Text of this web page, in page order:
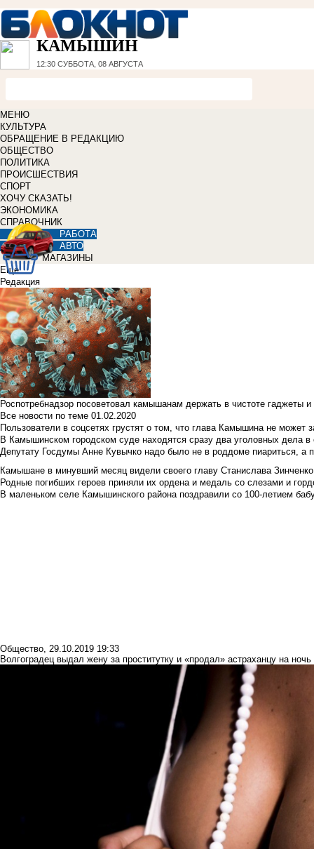
КАМЫШИН
12:30 СУББОТА, 08 АВГУСТА
МЕНЮ
КУЛЬТУРА
ОБРАЩЕНИЕ В РЕДАКЦИЮ
ОБЩЕСТВО
ПОЛИТИКА
ПРОИСШЕСТВИЯ
СПОРТ
ХОЧУ СКАЗАТЬ!
ЭКОНОМИКА
СПРАВОЧНИК
РАБОТА
АВТО
МАГАЗИНЫ
Еще
Редакция
Роспотребнадзор посоветовал камышанам держать в чистоте гаджеты
Все новости по теме 01.02.2020
Пользователи в соцсетях грустят о том, что глава Камышина не может
В Камышинском городском суде находятся сразу два уголовных дела
Депутату Госдумы Анне Кувычко надо было не в роддоме пиариться, а
Камышане в минувший месяц видели своего главу Станислава Зинченко
Родные погибших героев приняли их ордена и медаль со слезами и
В маленьком селе Камышинского района поздравили со 100-летием
Общество, 29.10.2019 19:33
Волгоградец выдал жену за проститутку и «продал» астраханцу на